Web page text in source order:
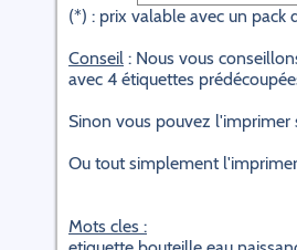
(*) : prix valable avec un pack
Conseil : Nous vous
avec 4 étiquettes
Sinon vous pouvez l'imprimer
Ou tout simplement
Mots cles :